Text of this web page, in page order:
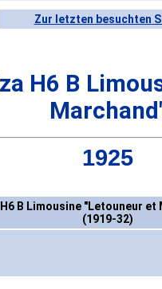
Zur letzten besuchten
H6 B
1925
H6 B Limousine "Letouneur et
(1919-32)